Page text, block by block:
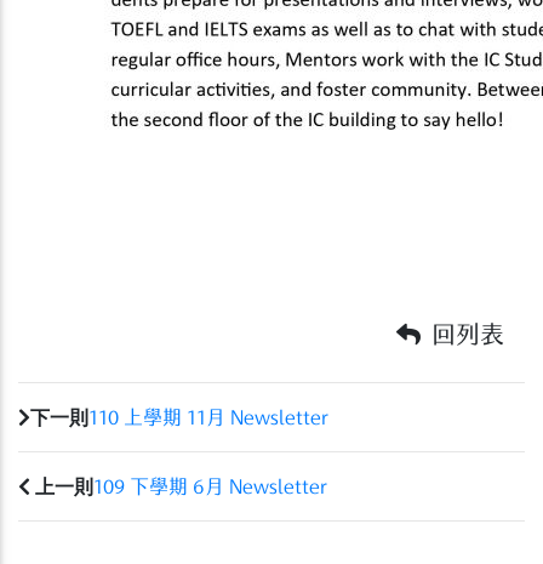
回列表
下一則 110 上學期 11月 Newsletter
上一則 109 下學期 6月 Newsletter